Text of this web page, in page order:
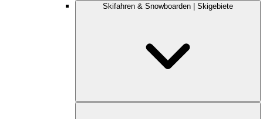
Skifahren & Snowboarden | Skigebiete